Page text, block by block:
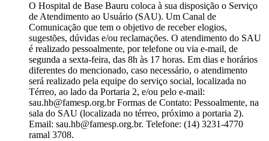
O Hospital de Base Bauru coloca à sua disposição o Serviço
de Atendimento ao Usuário (SAU). Um Canal de
Comunicação que tem o objetivo de receber elogios,
sugestões, dúvidas e/ou reclamações. O atendimento do SAU
é realizado pessoalmente, por telefone ou via e-mail, de
segunda a sexta-feira, das 8h às 17 horas. Em dias e horários
diferentes do mencionado, caso necessário, o atendimento
será realizado pela equipe do serviço social, localizada no
Térreo, ao lado da Portaria 2, e/ou pelo e-mail:
sau.hb@famesp.org.br Formas de Contato: Pessoalmente, na
sala do SAU (localizada no térreo, próximo a portaria 2).
Email: sau.hb@famesp.org.br. Telefone: (14) 3231-4770
ramal 3708.